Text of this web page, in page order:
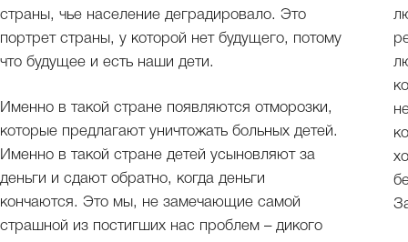
страны, чье население деградировало. Это
портрет страны, у которой нет будущего, потому
что будущее и есть наши дети.
Именно в такой стране появляются отморозки,
которые предлагают уничтожать больных детей.
Именно в такой стране детей усыновляют за
деньги и сдают обратно, когда деньги
кончаются. Это мы, не замечающие самой
страшной из постигших нас проблем – дикого